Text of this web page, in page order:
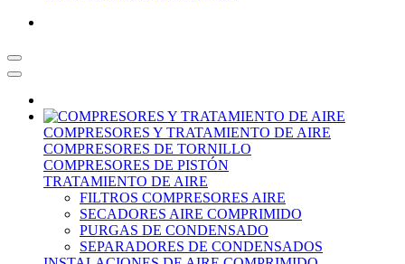
COMPRESORES Y TRATAMIENTO DE AIRE
COMPRESORES DE TORNILLO
COMPRESORES DE PISTÓN
TRATAMIENTO DE AIRE
FILTROS COMPRESORES AIRE
SECADORES AIRE COMPRIMIDO
PURGAS DE CONDENSADO
SEPARADORES DE CONDENSADOS